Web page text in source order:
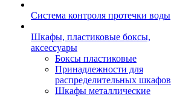
Система контроля протечки воды
Шкафы, пластиковые боксы,
аксессуары
Боксы пластиковые
Принадлежности для
распределительных шкафов
Шкафы металлические